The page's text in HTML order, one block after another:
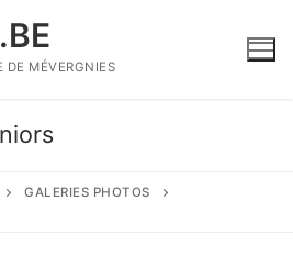
DE MÉVERGNIES
GALERIES PHOTOS